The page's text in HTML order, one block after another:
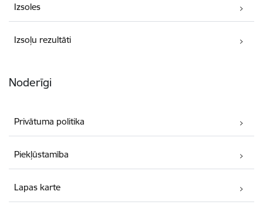
Izsoles
Izsoļu rezultāti
Noderīgi
Privātuma politika
Piekļūstamība
Lapas karte